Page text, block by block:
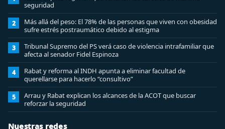
seguridad
2
Más allá del peso: El 78% de las personas que viven con obesidad
sufre estrés postraumático debido al estigma
3
Tribunal Supremo del PS verá caso de violencia intrafamiliar que
afecta al senador Fidel Espinoza
4
Rabat y reforma al INDH apunta a eliminar facultad de
querellarse para hacerlo “consultivo”
5
Arrau y Rabat explican los alcances de la ACOT que buscar
reforzar la seguridad
Nuestras redes